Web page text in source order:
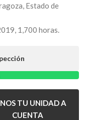
Estado de
1,700 horas.
TU UNIDAD A
CUENTA